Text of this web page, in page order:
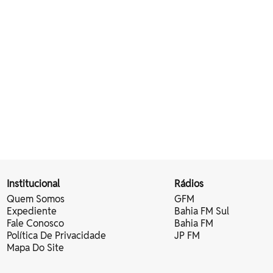
Institucional
Quem Somos
Expediente
Fale Conosco
Política De Privacidade
Mapa Do Site
Rádios
GFM
Bahia FM Sul
Bahia FM
JP FM